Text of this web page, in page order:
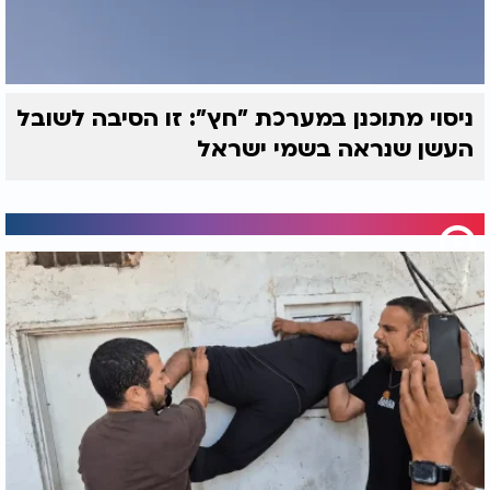
ניסוי מתוכנן במערכת "חץ": זו הסיבה לשובל
העשן שנראה בשמי ישראל